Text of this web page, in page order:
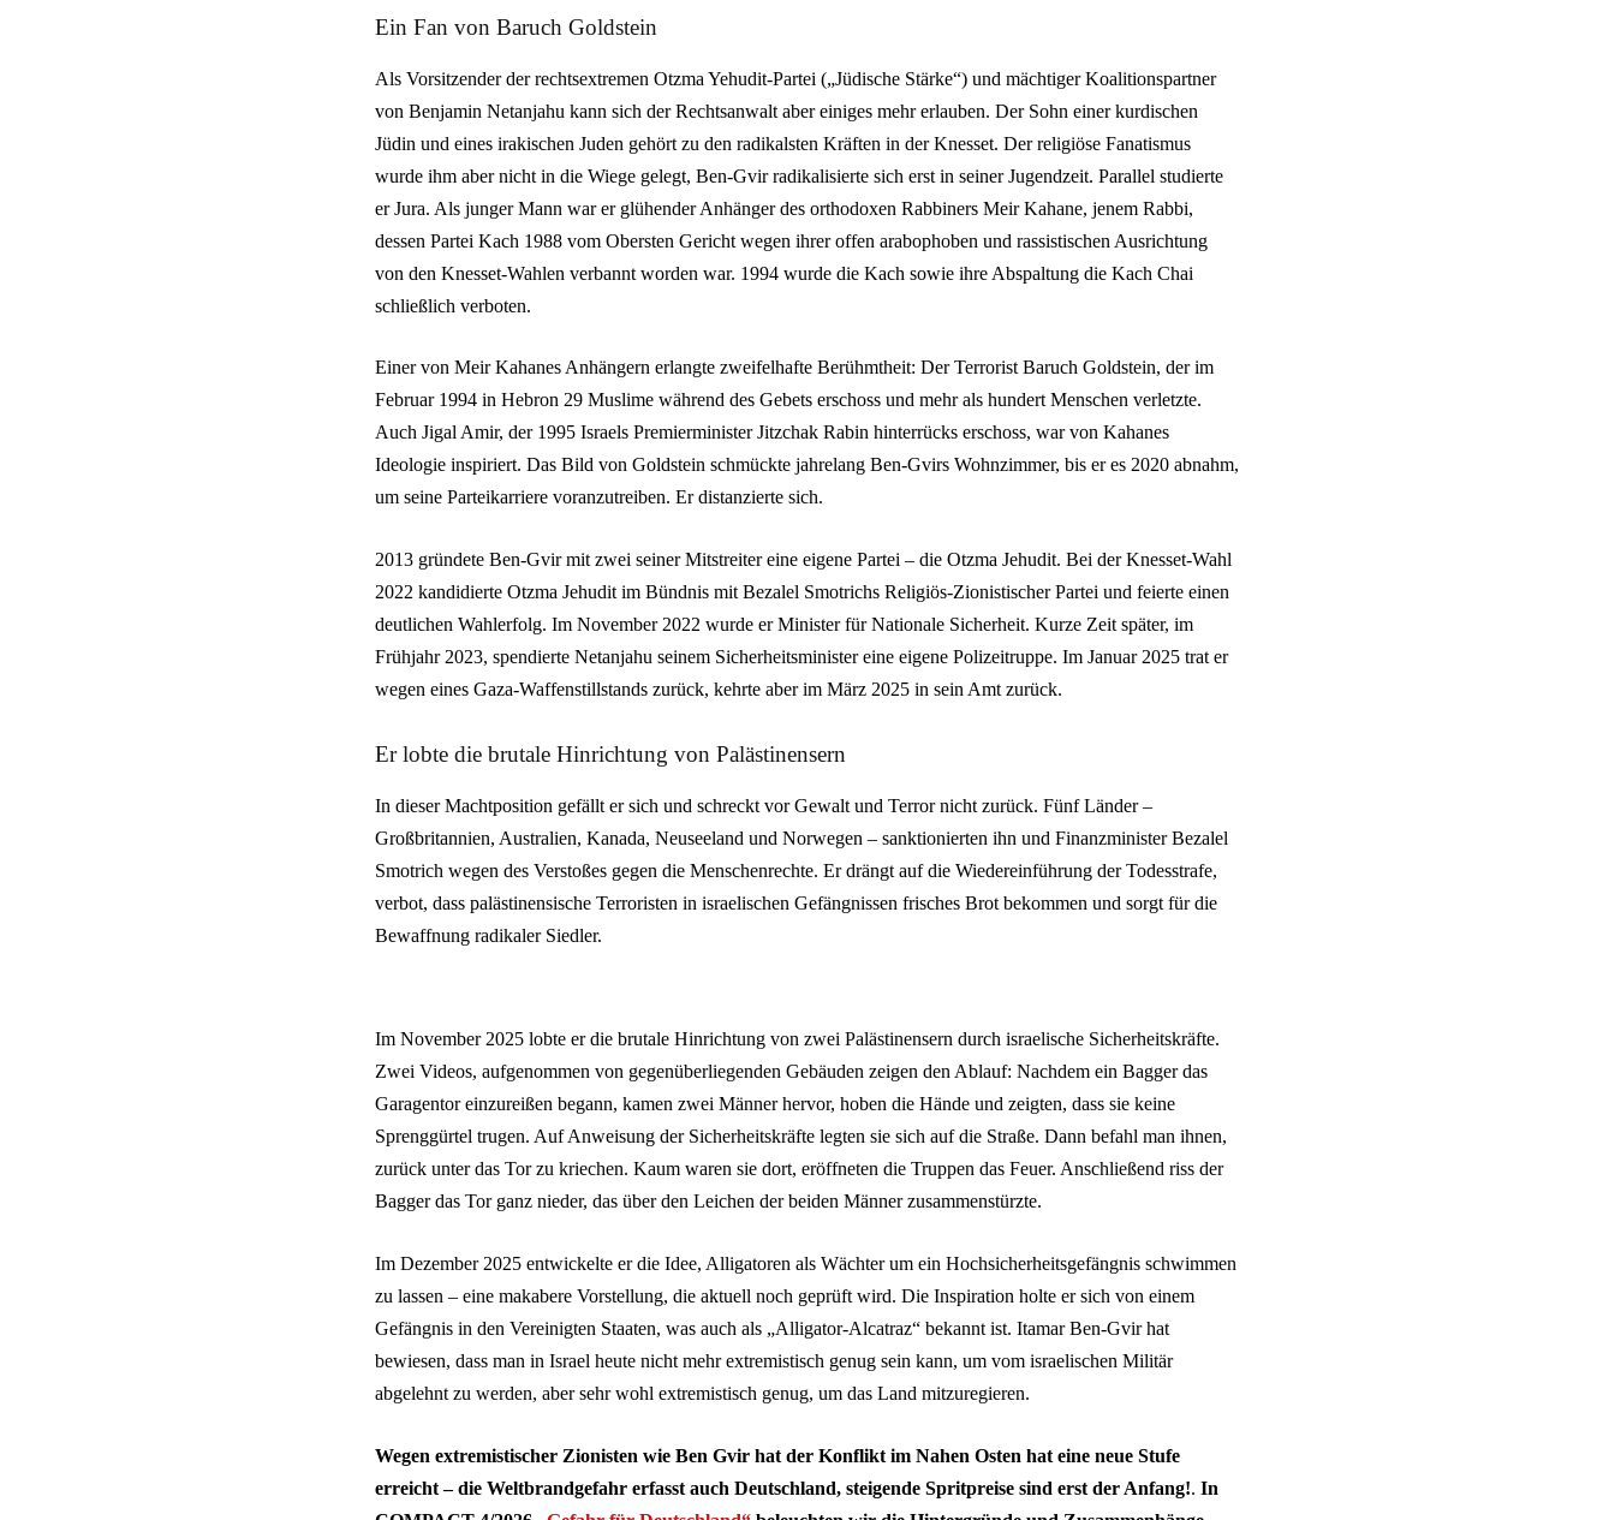
Ein Fan von Baruch Goldstein
Als Vorsitzender der rechtsextremen Otzma Yehudit-Partei („Jüdische Stärke“) und mächtiger Koalitionspartner
von Benjamin Netanjahu kann sich der Rechtsanwalt aber einiges mehr erlauben. Der Sohn einer kurdischen
Jüdin und eines irakischen Juden gehört zu den radikalsten Kräften in der Knesset. Der religiöse Fanatismus
wurde ihm aber nicht in die Wiege gelegt, Ben-Gvir radikalisierte sich erst in seiner Jugendzeit. Parallel studierte
er Jura. Als junger Mann war er glühender Anhänger des orthodoxen Rabbiners Meir Kahane, jenem Rabbi,
dessen Partei Kach 1988 vom Obersten Gericht wegen ihrer offen arabophoben und rassistischen Ausrichtung
von den Knesset-Wahlen verbannt worden war. 1994 wurde die Kach sowie ihre Abspaltung die Kach Chai
schließlich verboten.
Einer von Meir Kahanes Anhängern erlangte zweifelhafte Berühmtheit: Der Terrorist Baruch Goldstein, der im
Februar 1994 in Hebron 29 Muslime während des Gebets erschoss und mehr als hundert Menschen verletzte.
Auch Jigal Amir, der 1995 Israels Premierminister Jitzchak Rabin hinterrücks erschoss, war von Kahanes
Ideologie inspiriert. Das Bild von Goldstein schmückte jahrelang Ben-Gvirs Wohnzimmer, bis er es 2020 abnahm,
um seine Parteikarriere voranzutreiben. Er distanzierte sich.
2013 gründete Ben-Gvir mit zwei seiner Mitstreiter eine eigene Partei – die Otzma Jehudit. Bei der Knesset-Wahl
2022 kandidierte Otzma Jehudit im Bündnis mit Bezalel Smotrichs Religiös-Zionistischer Partei und feierte einen
deutlichen Wahlerfolg. Im November 2022 wurde er Minister für Nationale Sicherheit. Kurze Zeit später, im
Frühjahr 2023, spendierte Netanjahu seinem Sicherheitsminister eine eigene Polizeitruppe. Im Januar 2025 trat er
wegen eines Gaza-Waffenstillstands zurück, kehrte aber im März 2025 in sein Amt zurück.
Er lobte die brutale Hinrichtung von Palästinensern
In dieser Machtposition gefällt er sich und schreckt vor Gewalt und Terror nicht zurück. Fünf Länder –
Großbritannien, Australien, Kanada, Neuseeland und Norwegen – sanktionierten ihn und Finanzminister Bezalel
Smotrich wegen des Verstoßes gegen die Menschenrechte. Er drängt auf die Wiedereinführung der Todesstrafe,
verbot, dass palästinensische Terroristen in israelischen Gefängnissen frisches Brot bekommen und sorgt für die
Bewaffnung radikaler Siedler.
Im November 2025 lobte er die brutale Hinrichtung von zwei Palästinensern durch israelische Sicherheitskräfte.
Zwei Videos, aufgenommen von gegenüberliegenden Gebäuden zeigen den Ablauf: Nachdem ein Bagger das
Garagentor einzureißen begann, kamen zwei Männer hervor, hoben die Hände und zeigten, dass sie keine
Sprenggürtel trugen. Auf Anweisung der Sicherheitskräfte legten sie sich auf die Straße. Dann befahl man ihnen,
zurück unter das Tor zu kriechen. Kaum waren sie dort, eröffneten die Truppen das Feuer. Anschließend riss der
Bagger das Tor ganz nieder, das über den Leichen der beiden Männer zusammenstürzte.
Im Dezember 2025 entwickelte er die Idee, Alligatoren als Wächter um ein Hochsicherheitsgefängnis schwimmen
zu lassen – eine makabere Vorstellung, die aktuell noch geprüft wird. Die Inspiration holte er sich von einem
Gefängnis in den Vereinigten Staaten, was auch als „Alligator-Alcatraz“ bekannt ist. Itamar Ben-Gvir hat
bewiesen, dass man in Israel heute nicht mehr extremistisch genug sein kann, um vom israelischen Militär
abgelehnt zu werden, aber sehr wohl extremistisch genug, um das Land mitzuregieren.
Wegen extremistischer Zionisten wie Ben Gvir hat der Konflikt im Nahen Osten hat eine neue Stufe
erreicht – die Weltbrandgefahr erfasst auch Deutschland, steigende Spritpreise sind erst der Anfang!. In